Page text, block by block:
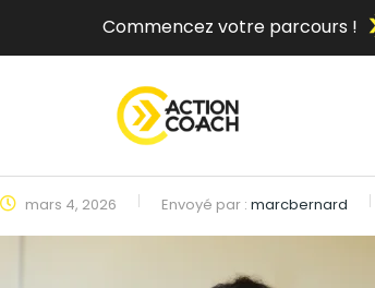
Commencez votre parcours !
mars 4, 2026 Envoyé par : marcbernard